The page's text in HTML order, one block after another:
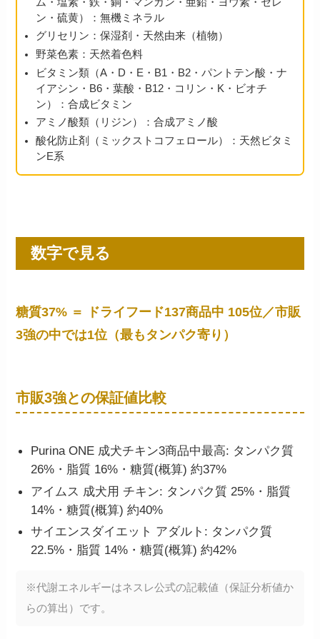
ン・硫黄）：無機ミネラル
グリセリン：保湿剤・天然由来（植物）
野菜色素：天然着色料
ビタミン類（A・D・E・B1・B2・パントテン酸・ナ
イアシン・B6・葉酸・B12・コリン・K・ビオチ
ン）：合成ビタミン
アミノ酸類（リジン）：合成アミノ酸
酸化防止剤（ミックストコフェロール）：天然ビタミ
ンE系
数字で見る
糖質37% ＝ ドライフード137商品中 105位／市販
3強の中では1位（最もタンパク寄り）
市販3強との保証値比較
Purina ONE 成犬チキン3商品中最高: タンパク質
26%・脂質 16%・糖質(概算) 約37%
アイムス 成犬用 チキン: タンパク質 25%・脂質
14%・糖質(概算) 約40%
サイエンスダイエット アダルト: タンパク質
22.5%・脂質 14%・糖質(概算) 約42%
※代謝エネルギーはネスレ公式の記載値（保証分析値か
らの算出）です。